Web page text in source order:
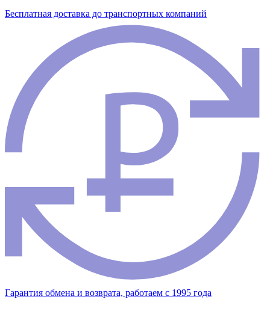
Бесплатная доставка до транспортных компаний
Гарантия обмена и возврата, работаем с 1995 года